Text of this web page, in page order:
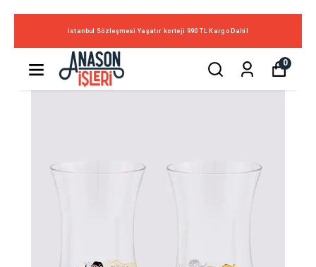
İstanbul Sözleşmesi Yaşatır korteji 990 TL Kargo Dahil
0